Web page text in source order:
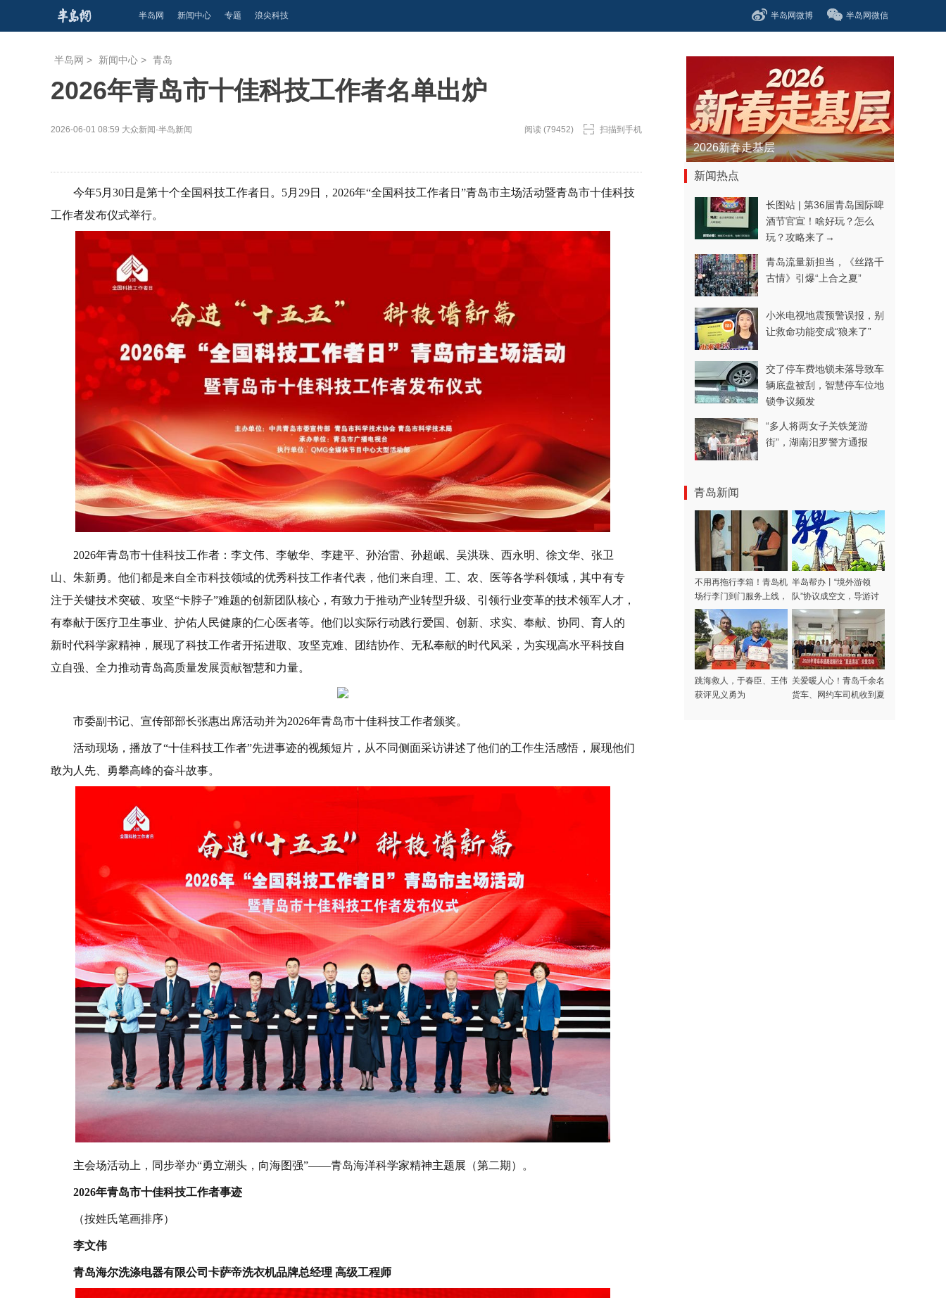
半岛网 新闻中心 专题 浪尖科技 半岛网微博 半岛网微信
半岛网 > 新闻中心 > 青岛
2026年青岛市十佳科技工作者名单出炉
2026-06-01 08:59 大众新闻·半岛新闻 阅读 (79452) 扫描到手机
今年5月30日是第十个全国科技工作者日。5月29日，2026年“全国科技工作者日”青岛市主场活动暨青岛市十佳科技
工作者发布仪式举行。
2026年青岛市十佳科技工作者：李文伟、李敏华、李建平、孙治雷、孙超岷、吴洪珠、西永明、徐文华、张卫
山、朱新勇。他们都是来自全市科技领域的优秀科技工作者代表，他们来自理、工、农、医等各学科领域，其中有专
注于关键技术突破、攻坚“卡脖子”难题的创新团队核心，有致力于推动产业转型升级、引领行业变革的技术领军人才，
有奉献于医疗卫生事业、护佑人民健康的仁心医者等。他们以实际行动践行爱国、创新、求实、奉献、协同、育人的
新时代科学家精神，展现了科技工作者开拓进取、攻坚克难、团结协作、无私奉献的时代风采，为实现高水平科技自
立自强、全力推动青岛高质量发展贡献智慧和力量。
市委副书记、宣传部部长张惠出席活动并为2026年青岛市十佳科技工作者颁奖。
活动现场，播放了“十佳科技工作者”先进事迹的视频短片，从不同侧面采访讲述了他们的工作生活感悟，展现他们
敢为人先、勇攀高峰的奋斗故事。
主会场活动上，同步举办“勇立潮头，向海图强”——青岛海洋科学家精神主题展（第二期）。
2026年青岛市十佳科技工作者事迹
（按姓氏笔画排序）
李文伟
青岛海尔洗涤电器有限公司卡萨帝洗衣机品牌总经理 高级工程师
青春逐梦正当时——聚焦2026年中...
新闻热点
长图站 | 第36届青岛国际啤
酒节官宣！啥好玩？怎么
玩？攻略来了→
青岛流量新担当，《丝路千
古情》引爆“上合之夏”
小米电视地震预警误报，别
让救命功能变成“狼来了”
交了停车费地锁未落导致车
辆底盘被刮，智慧停车位地
锁争议频发
“多人将两女子关铁笼游
街”，湖南汨罗警方通报
青岛新闻
不用再拖行李箱！青岛机
场行李门到门服务上线，
涵盖31家航司，青岛潍
坊多区市可用
半岛帮办丨“境外游领
队”协议成空文，导游讨
费多日不成！记者采访当
天，款项连夜退回
跳海救人，于春臣、王伟
获评见义勇为
关爱暖人心！青岛千余名
货车、网约车司机收到夏